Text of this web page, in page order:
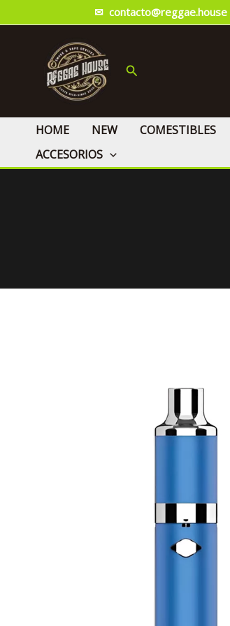
al
✉ contacto@reggae.house
Buscar
HOME NEW COMESTIBLES
ACCESORIOS